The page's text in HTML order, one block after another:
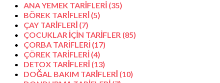
ANA YEMEK TARİFLERİ (35)
BÖREK TARİFLERİ (5)
ÇAY TARİFLERİ (7)
ÇOCUKLAR İÇİN TARİFLER (85)
ÇORBA TARİFLERİ (17)
ÇÖREK TARİFLERİ (4)
DETOX TARİFLERİ (13)
DOĞAL BAKIM TARİFLERİ (10)